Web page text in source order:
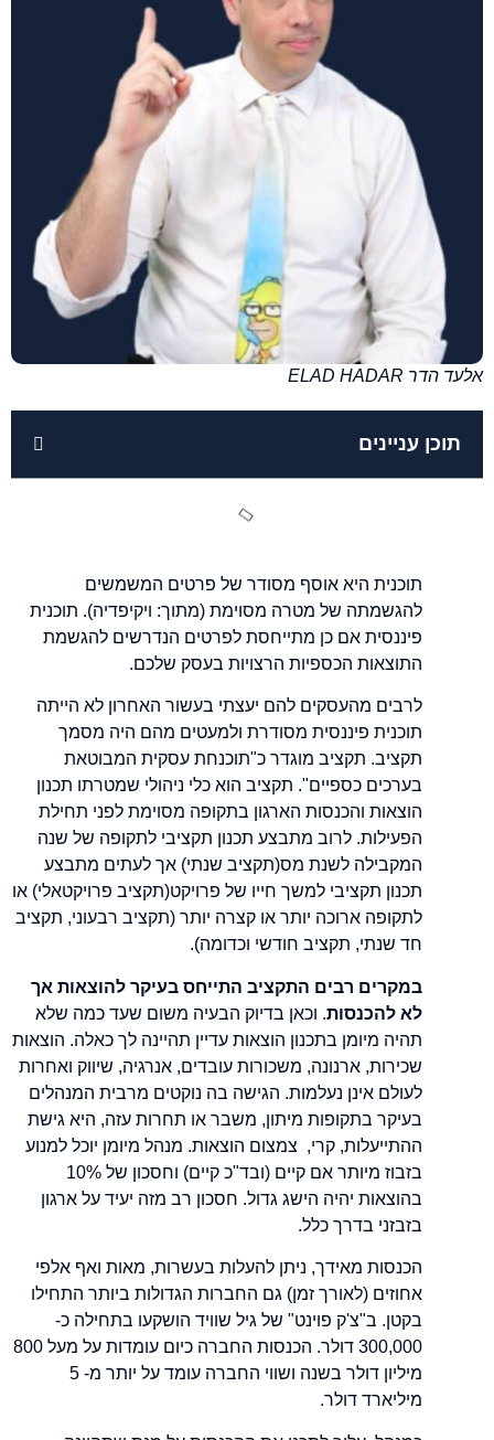
אלעד הדר ELAD HADAR
תוכן עניינים
תוכנית היא אוסף מסודר של פרטים המשמשים
להגשמתה של מטרה מסוימת (מתוך: ויקיפדיה). תוכנית
פיננסית אם כן מתייחסת לפרטים הנדרשים להגשמת
התוצאות הכספיות הרצויות בעסק שלכם.
לרבים מהעסקים להם יעצתי בעשור האחרון לא הייתה
תוכנית פיננסית מסודרת ולמעטים מהם היה מסמך
תקציב. תקציב מוגדר כ"תוכנחת עסקית המבוטאת
בערכים כספיים". תקציב הוא כלי ניהולי שמטרתו תכנון
הוצאות והכנסות הארגון בתקופה מסוימת לפני תחילת
הפעילות. לרוב מתבצע תכנון תקציבי לתקופה של שנה
המקבילה לשנת מס(תקציב שנתי) אך לעתים מתבצע
תכנון תקציבי למשך חייו של פרויקט(תקציב פרויקטאלי) או
לתקופה ארוכה יותר או קצרה יותר (תקציב רבעוני, תקציב
חד שנתי, תקציב חודשי וכדומה).
במקרים רבים התקציב התייחס בעיקר להוצאות אך
לא להכנסות. וכאן בדיוק הבעיה משום שעד כמה שלא
תהיה מיומן בתכנון הוצאות עדיין תהיינה לך כאלה. הוצאות
שכירות, ארנונה, משכורות עובדים, אנרגיה, שיווק ואחרות
לעולם אינן נעלמות. הגישה בה נוקטים מרבית המנהלים
בעיקר בתקופות מיתון, משבר או תחרות עזה, היא גישת
ההתייעלות, קרי, צמצום הוצאות. מנהל מיומן יוכל למנוע
בזבוז מיותר אם קיים (ובד"כ קיים) וחסכון של 10%
בהוצאות יהיה הישג גדול. חסכון רב מזה יעיד על ארגון
בזבזני בדרך כלל.
הכנסות מאידך, ניתן להעלות בעשרות, מאות ואף אלפי
אחוזים (לאורך זמן) גם החברות הגדולות ביותר התחילו
בקטן. ב"צ'ק פוינט" של גיל שוויד הושקעו בתחילה כ-
300,000 דולר. הכנסות החברה כיום עומדות על מעל 800
מיליון דולר בשנה ושווי החברה עומד על יותר מ- 5
מיליארד דולר.